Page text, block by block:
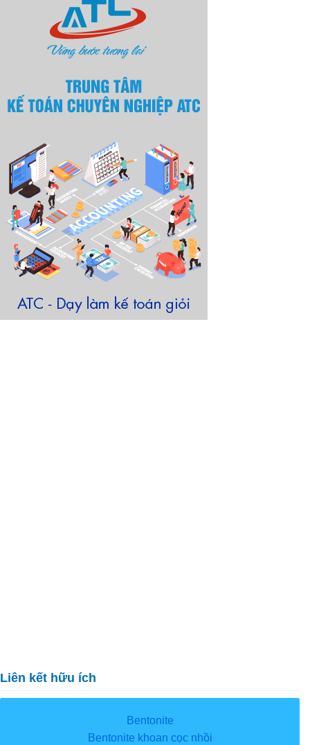
Liên kết hữu ích
Bentonite
Bentonite khoan cọc nhồi